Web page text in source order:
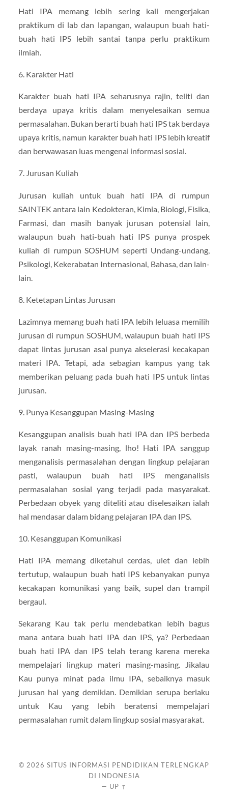
Hati IPA memang lebih sering kali mengerjakan
praktikum di lab dan lapangan, walaupun buah hati-
buah hati IPS lebih santai tanpa perlu praktikum
ilmiah.
6. Karakter Hati
Karakter buah hati IPA seharusnya rajin, teliti dan
berdaya upaya kritis dalam menyelesaikan semua
permasalahan. Bukan berarti buah hati IPS tak berdaya
upaya kritis, namun karakter buah hati IPS lebih kreatif
dan berwawasan luas mengenai informasi sosial.
7. Jurusan Kuliah
Jurusan kuliah untuk buah hati IPA di rumpun
SAINTEK antara lain Kedokteran, Kimia, Biologi, Fisika,
Farmasi, dan masih banyak jurusan potensial lain,
walaupun buah hati-buah hati IPS punya prospek
kuliah di rumpun SOSHUM seperti Undang-undang,
Psikologi, Kekerabatan Internasional, Bahasa, dan lain-
lain.
8. Ketetapan Lintas Jurusan
Lazimnya memang buah hati IPA lebih leluasa memilih
jurusan di rumpun SOSHUM, walaupun buah hati IPS
dapat lintas jurusan asal punya akselerasi kecakapan
materi IPA. Tetapi, ada sebagian kampus yang tak
memberikan peluang pada buah hati IPS untuk lintas
jurusan.
9. Punya Kesanggupan Masing-Masing
Kesanggupan analisis buah hati IPA dan IPS berbeda
layak ranah masing-masing, lho! Hati IPA sanggup
menganalisis permasalahan dengan lingkup pelajaran
pasti, walaupun buah hati IPS menganalisis
permasalahan sosial yang terjadi pada masyarakat.
Perbedaan obyek yang diteliti atau diselesaikan ialah
hal mendasar dalam bidang pelajaran IPA dan IPS.
10. Kesanggupan Komunikasi
Hati IPA memang diketahui cerdas, ulet dan lebih
tertutup, walaupun buah hati IPS kebanyakan punya
kecakapan komunikasi yang baik, supel dan trampil
bergaul.
Sekarang Kau tak perlu mendebatkan lebih bagus
mana antara buah hati IPA dan IPS, ya? Perbedaan
buah hati IPA dan IPS telah terang karena mereka
mempelajari lingkup materi masing-masing. Jikalau
Kau punya minat pada ilmu IPA, sebaiknya masuk
jurusan hal yang demikian. Demikian serupa berlaku
untuk Kau yang lebih beratensi mempelajari
permasalahan rumit dalam lingkup sosial masyarakat.
© 2026 SITUS INFORMASI PENDIDIKAN TERLENGKAP
DI INDONESIA
— UP ↑